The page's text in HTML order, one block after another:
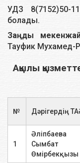
Омыртқаның мойын
графиясы 2 проекция
Омыртқаның кеуде
Омыртқаның бел-
Табан буынының Р-
проекция
Шынтақ буынының
УДЗ 8(7152)50-
болады.
Заңды
Тауфик Мухамед-
Ақылы
№ Дәрігердің
1
Әліпбаева
Сымбат
Өмірбекқызы